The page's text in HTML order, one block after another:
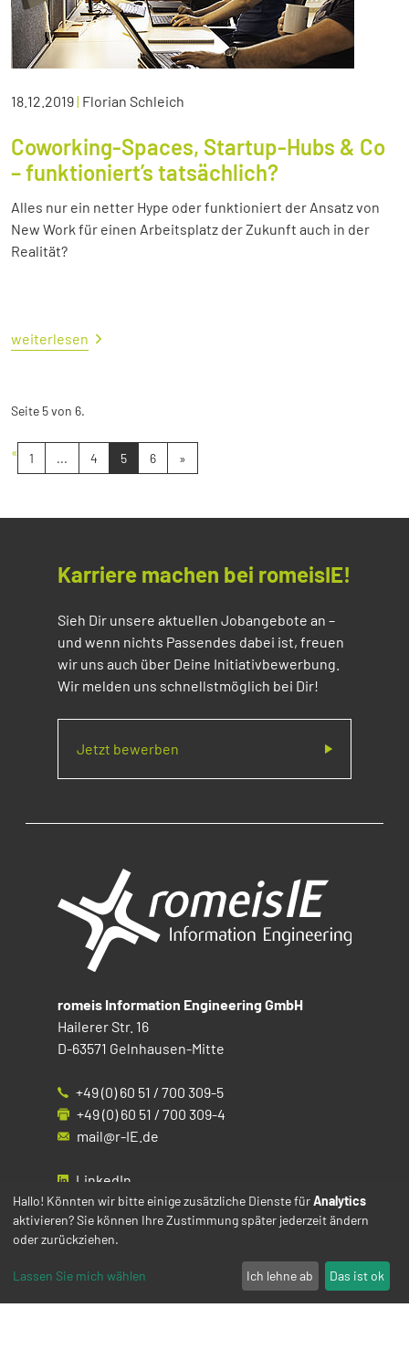
18.12.2019| Florian Schleich
Coworking-Spaces, Startup-Hubs & Co
– funktioniert’s tatsächlich?
Alles nur ein netter Hype oder funktioniert der Ansatz von
New Work für einen Arbeitsplatz der Zukunft auch in der
Realität?
weiterlesen
Seite 5 von 6.
« 1 ... 4 5 6 »
Karriere machen bei romeisIE!
Sieh Dir unsere aktuellen Jobangebote an –
und wenn nichts Passendes dabei ist, freuen
wir uns auch über Deine Initiativbewerbung.
Wir melden uns schnellstmöglich bei Dir!
Jetzt bewerben
romeis Information Engineering GmbH
Hailerer Str. 16
D-63571 Gelnhausen-Mitte
+49 (0) 60 51 / 700 309-5
+49 (0) 60 51 / 700 309-4
mail@r-IE.de
LinkedIn
Instagram
Facebook
YouTube
Hallo! Könnten wir bitte einige zusätzliche Dienste fürAnalytics
aktivieren? Sie können Ihre Zustimmung später jederzeit ändern
oder zurückziehen.
Lassen Sie mich wählen Ich lehne ab Das ist ok